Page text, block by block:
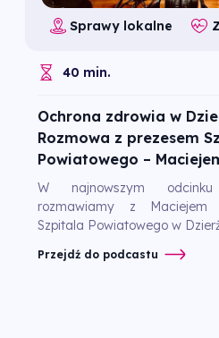
Sprawy lokalne
40 min.
Ochrona zdrowia w
Rozmowa z prezesem
Powiatowego –
W najnowszym
rozmawiamy z Maciejem
Szpitala Powiatowego w
Przejdź do podcastu